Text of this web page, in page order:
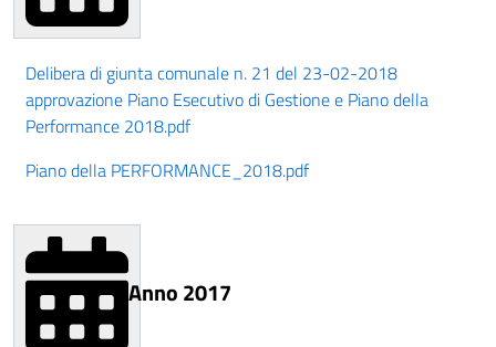
Delibera di giunta comunale n. 21 del 23-02-2018
approvazione Piano Esecutivo di Gestione e Piano della
Performance 2018.pdf
Piano della PERFORMANCE_2018.pdf
Anno 2017